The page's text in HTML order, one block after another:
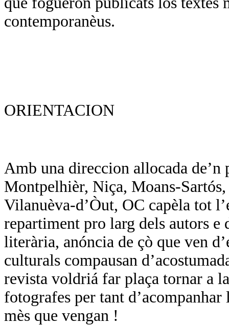
contemporanèus.
ORIENTACION
Amb una direccion allocada
Montpelhièr, Niça, Moans-
Vilanuèva-d’Òut, OC capèla tot
repartiment pro larg dels autors e
literària, anóncia de çò que ven
culturals compausan
revista voldriá far plaça tornar a
fotografes per tant
mès que vengan !